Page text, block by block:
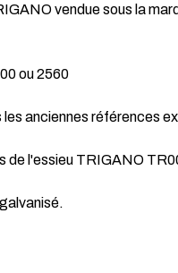
vendue sous la
ou 2560
anciennes références
de l'essieu TRIGANO